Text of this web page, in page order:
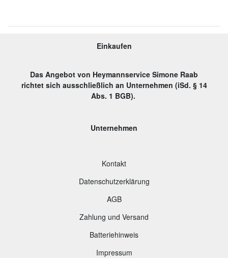
Einkaufen
Das Angebot von Heymannservice Simone Raab
richtet sich ausschließlich an Unternehmen (iSd. § 14
Abs. 1 BGB).
Unternehmen
Kontakt
Datenschutzerklärung
AGB
Zahlung und Versand
Batteriehinweis
Impressum